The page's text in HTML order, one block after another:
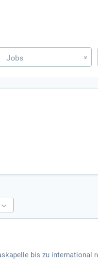
Jobs »
bis zu international